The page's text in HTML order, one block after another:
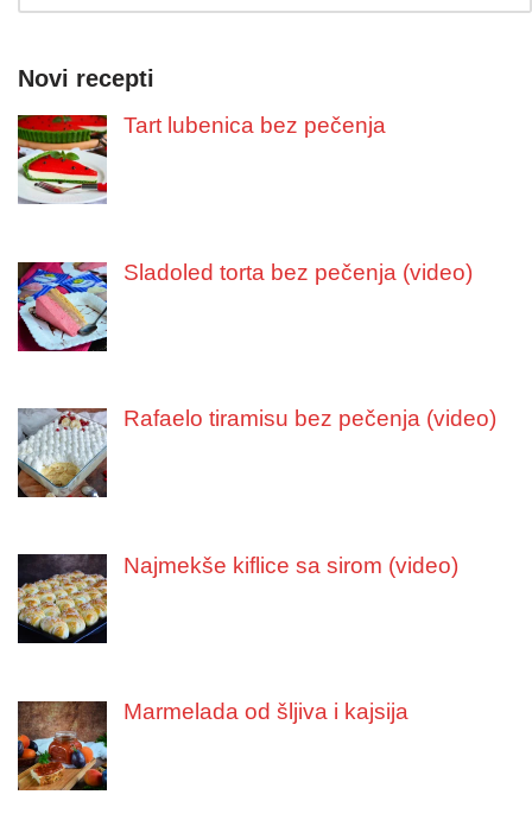
Novi recepti
Tart lubenica bez pečenja
Sladoled torta bez pečenja (video)
Rafaelo tiramisu bez pečenja (video)
Najmekše kiflice sa sirom (video)
Marmelada od šljiva i kajsija